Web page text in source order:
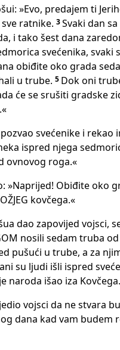
»Evo, predajem ti
ratnike. 3Svaki dan
i tako šest dana
svećenika,
obiđite oko grada
u trube. 5 Dok oni
će se srušiti gradske
svećenike i rekao
ispred njega
ovnovog roga.«
»Naprijed! Obiđite oko
kovčega.«
dao zapovijed vojsci,
nosili sedam truba
pušući u trube, a za
su ljudi išli ispred
naroda išao iza Kovčega.
vojsci da ne stvara
dana kad vam budem